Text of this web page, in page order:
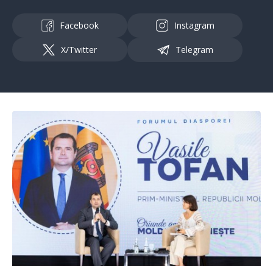
Facebook Instagram
X/Twitter Telegram